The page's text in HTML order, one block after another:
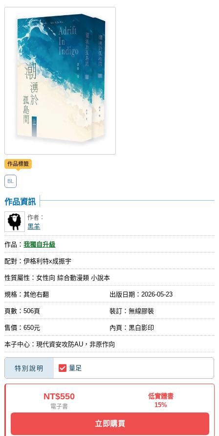
註冊會員
登入
作品標籤
BL
作品資訊
作者：
黑羊
作品：我獨自升級
配對：伊格利特x成振宇
性質屬性：女性向 綜合動漫類 小說本
規格：其他右翻 出版日期： 2026-05-23
頁數：506頁 裝訂：無線膠裝
售價：650元 內頁：黑白影印
本子中心：現代資安攻防AU，非原作向
特別說明 量足
NT$550
電子書
低實體書
15%
立即購買